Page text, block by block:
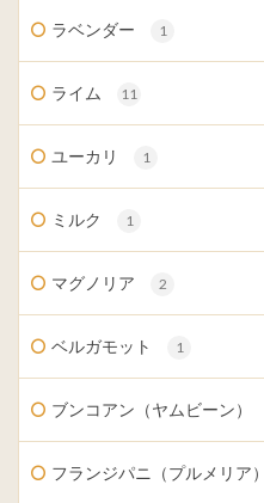
ラベンダー 1
ライム 11
ユーカリ 1
ミルク 1
マグノリア 2
ベルガモット 1
ブンコアン（ヤムビーン）
フランジパニ（プルメリア）